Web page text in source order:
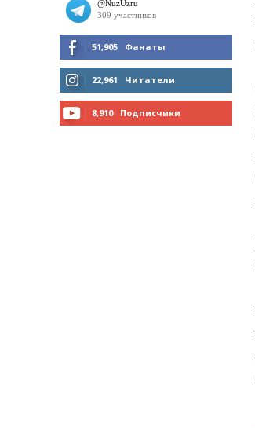
51,905 Фанаты
МНЕ НРАВИТСЯ
22,961 Читатели
8,910 Подписчики